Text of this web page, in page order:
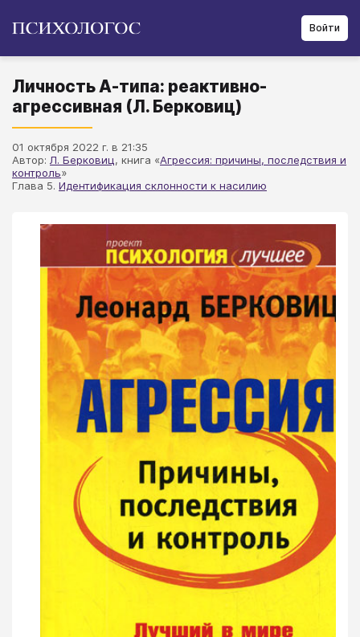
Войти
Личность А-типа: реактивно-
агрессивная (Л. Берковиц)
01 октября 2022 г. в 21:35
Автор: Л. Берковиц, книга «Агрессия: причины, последствия и
контроль»
Глава 5. Идентификация склонности к насилию